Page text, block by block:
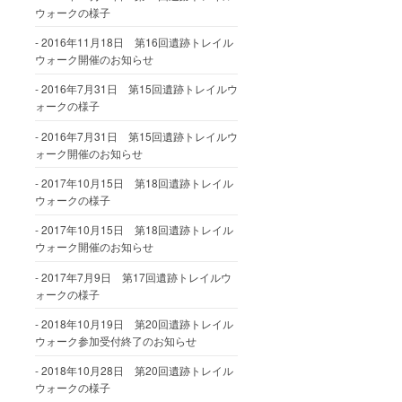
ウォークの様子
2016年11月18日 第16回遺跡トレイル
ウォーク開催のお知らせ
2016年7月31日 第15回遺跡トレイルウ
ォークの様子
2016年7月31日 第15回遺跡トレイルウ
ォーク開催のお知らせ
2017年10月15日 第18回遺跡トレイル
ウォークの様子
2017年10月15日 第18回遺跡トレイル
ウォーク開催のお知らせ
2017年7月9日 第17回遺跡トレイルウ
ォークの様子
2018年10月19日 第20回遺跡トレイル
ウォーク参加受付終了のお知らせ
2018年10月28日 第20回遺跡トレイル
ウォークの様子